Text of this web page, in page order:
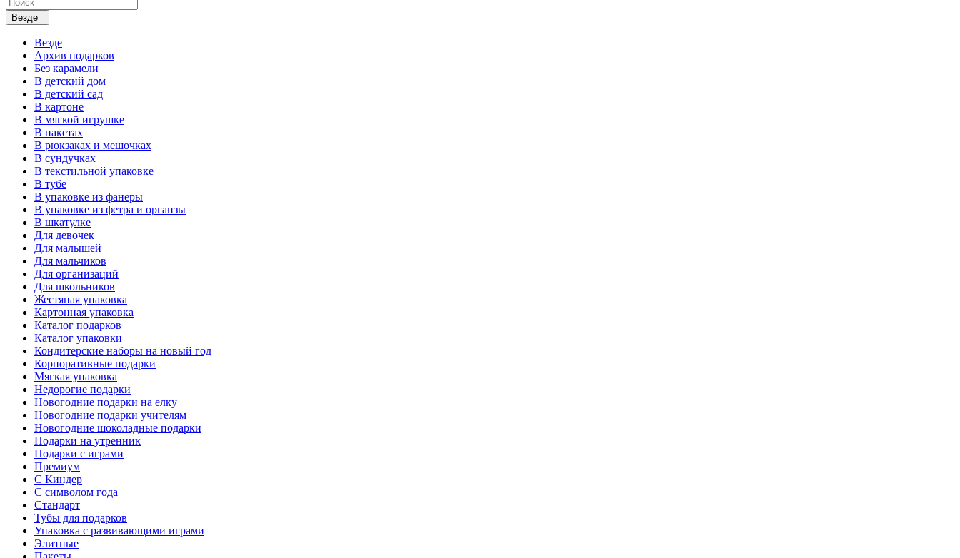
Везде
Везде
Архив подарков
Без карамели
В детский дом
В детский сад
В картоне
В мягкой игрушке
В пакетах
В рюкзаках и мешочках
В сундучках
В текстильной упаковке
В тубе
В упаковке из фанеры
В упаковке из фетра и органзы
В шкатулке
Для девочек
Для малышей
Для мальчиков
Для организаций
Для школьников
Жестяная упаковка
Картонная упаковка
Каталог подарков
Каталог упаковки
Кондитерские наборы на новый год
Корпоративные подарки
Мягкая упаковка
Недорогие подарки
Новогодние подарки на елку
Новогодние подарки учителям
Новогодние шоколадные подарки
Подарки на утренник
Подарки с играми
Премиум
С Киндер
С символом года
Стандарт
Тубы для подарков
Упаковка с развивающими играми
Элитные